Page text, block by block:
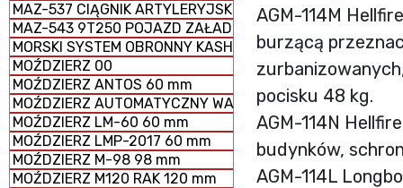
MAZ-537 CIĄGNIK ARTYLERYJSKI
MAZ-543 9T250 POJAZD ZAŁADOWCZY
MORSKI SYSTEM OBRONNY KASHTAN
MOŹDZIERZ 00
MOŹDZIERZ ANTOS 60 mm
MOŹDZIERZ AUTOMATYCZNY WASILOK 2B9
MOŹDZIERZ LM-60 60 mm
MOŹDZIERZ LMP-2017 60 mm
MOŹDZIERZ M-98 98 mm
MOŹDZIERZ M120 RAK 120 mm
AGM-114M
burzącą
pocisku 48 kg.
AGM-114N
budynków,
AGM-114L